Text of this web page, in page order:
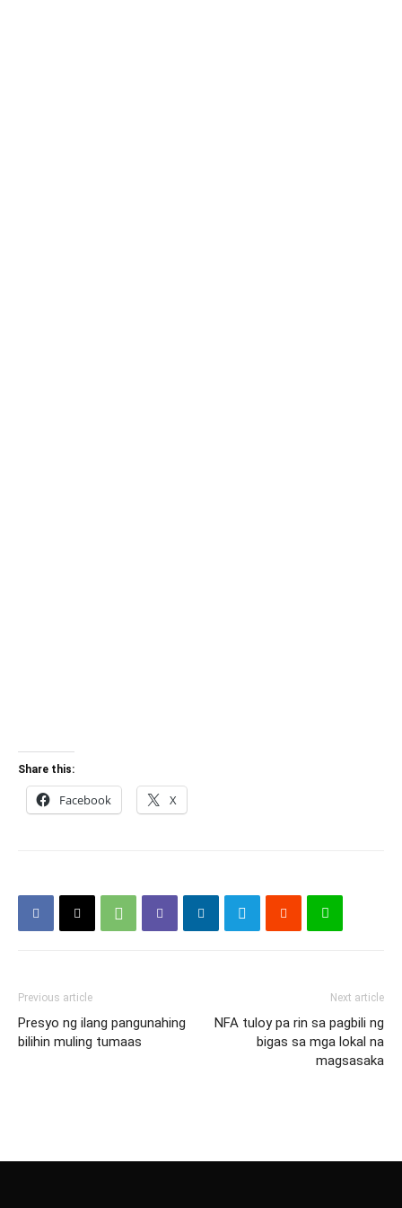
Share this:
Facebook X
Previous article
Presyo ng ilang pangunahing
bilihin muling tumaas
Next article
NFA tuloy pa rin sa pagbili ng
bigas sa mga lokal na
magsasaka